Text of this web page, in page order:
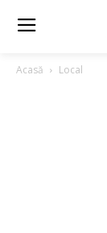
Acasă Local